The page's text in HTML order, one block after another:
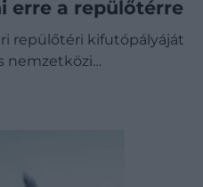
erre a repülőtérre
repülőtéri kifutópályáját
nemzetközi…